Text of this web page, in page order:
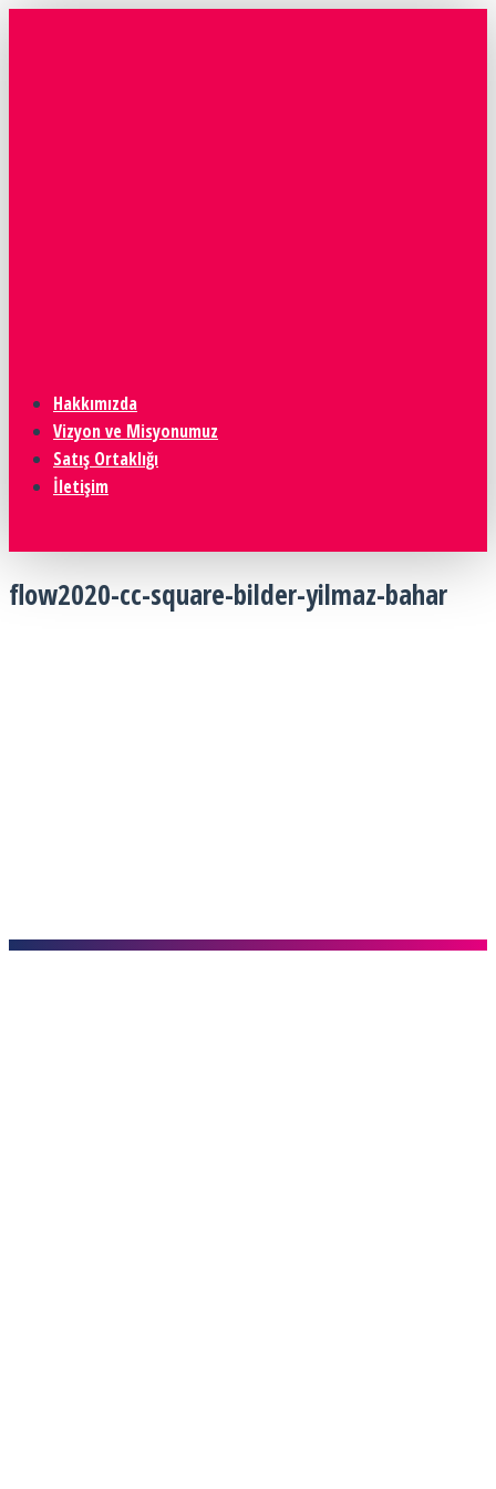
Hakkımızda
Vizyon ve Misyonumuz
Satış Ortaklığı
İletişim
flow2020-cc-square-bilder-yilmaz-bahar